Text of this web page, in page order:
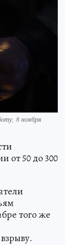
8 ноября
от 50 до 300
того же